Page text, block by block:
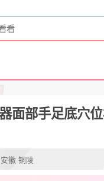
面部手足底穴
徽 铜陵